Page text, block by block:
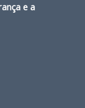
e a